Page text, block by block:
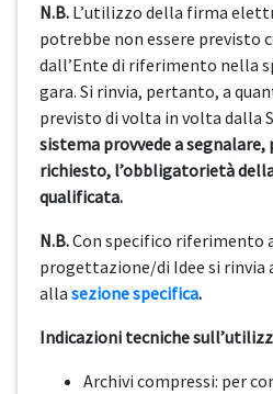
N.B. L’utilizzo della firma
potrebbe non essere previsto
dall’Ente di riferimento nella
gara. Si rinvia, pertanto, a
previsto di volta in volta dalla
sistema provvede a
richiesto, l’obbligatorietà
qualificata.
N.B.Con specifico riferimento
progettazione/di Idee si
alla sezione specifica.
Indicazioni tecniche
Archivi compressi: per